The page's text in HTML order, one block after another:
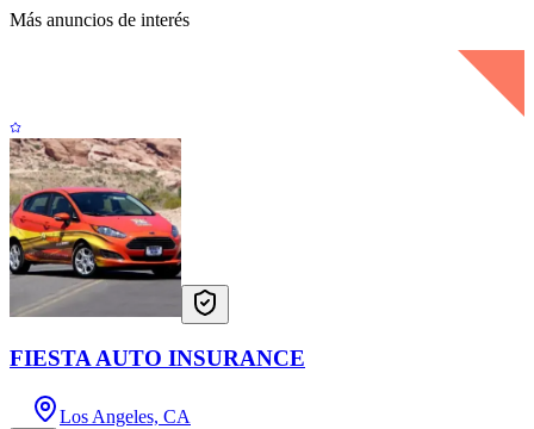
Más anuncios de interés
FIESTA AUTO INSURANCE
Los Angeles, CA